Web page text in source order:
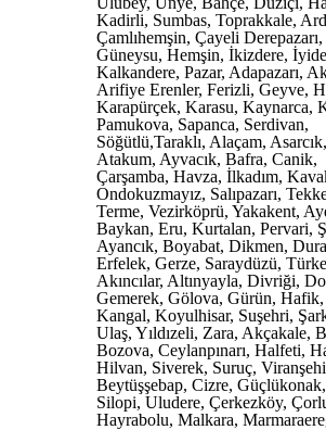
Kadirli, Sumbas, Toprakkale,
Çamlıhemşin, Çayeli Derepazarı,
Güneysu, Hemşin, İkizdere,
Kalkandere, Pazar, Adapazarı,
Arifiye Erenler, Ferizli, Geyve,
Karapürçek, Karasu, Kaynarca,
Pamukova, Sapanca, Serdivan,
Söğütlü,Taraklı, Alaçam, Asarcık,
Atakum, Ayvacık, Bafra, Canik,
Çarşamba, Havza, İlkadım,
Ondokuzmayız, Salıpazarı,
Terme, Vezirköprü, Yakakent,
Baykan, Eru, Kurtalan, Pervari,
Ayancık, Boyabat, Dikmen,
Erfelek, Gerze, Saraydüzü,
Akıncılar, Altınyayla, Divriği,
Gemerek, Gölova, Gürün, Hafik,
Kangal, Koyulhisar, Suşehri,
Ulaş, Yıldızeli, Zara, Akçakale,
Bozova, Ceylanpınarı, Halfeti,
Hilvan, Siverek, Suruç,
Beytüşşebap, Cizre,
Silopi, Uludere, Çerkezköy,
Hayrabolu, Malkara,